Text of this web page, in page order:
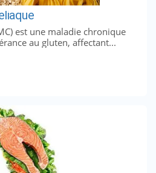
est une maladie chronique
au gluten, affectant...